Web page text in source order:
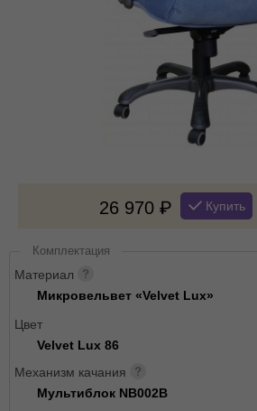
26 970 Купить
Комплектация
Материал
Микровельвет «Velvet Lux»
Цвет
Velvet Lux 86
Механизм качания
Мультиблок NB002B